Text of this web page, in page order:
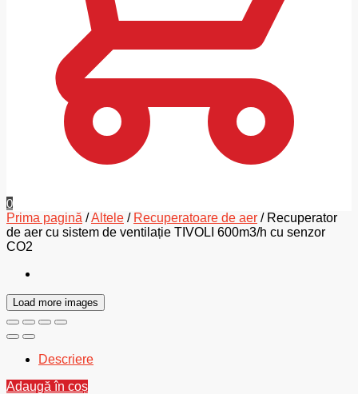
0
Prima pagină /Altele / Recuperatoare de aer / Recuperator
de aer cu sistem de ventilație TIVOLI 600m3/h cu senzor
CO2
Load more images
Descriere
Adaugă în coș